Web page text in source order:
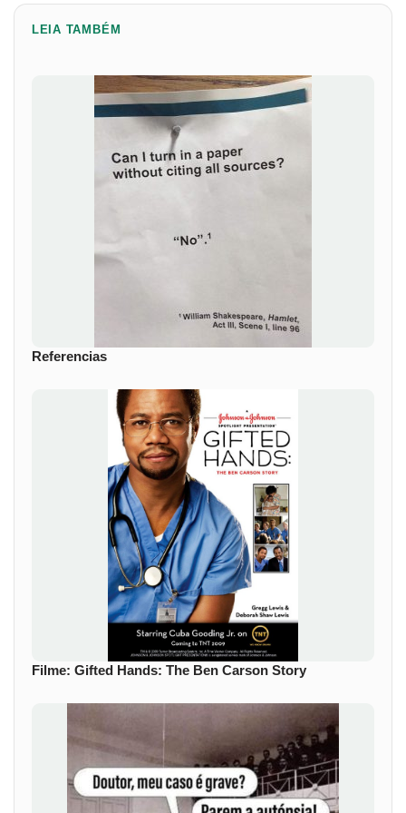
LEIA TAMBÉM
Referencias
Filme: Gifted Hands: The Ben Carson Story